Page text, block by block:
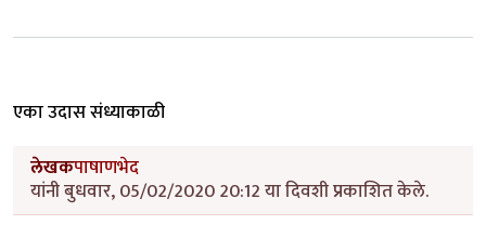
एका उदास संध्याकाळी
लेखकपाषाणभेद
यांनी बुधवार, 05/02/2020 20:12 या दिवशी प्रकाशित केले.